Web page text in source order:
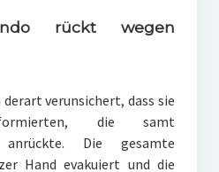
rückt wegen
verunsichert, dass sie
die samt
anrückte. Die gesamte
Hand evakuiert und die